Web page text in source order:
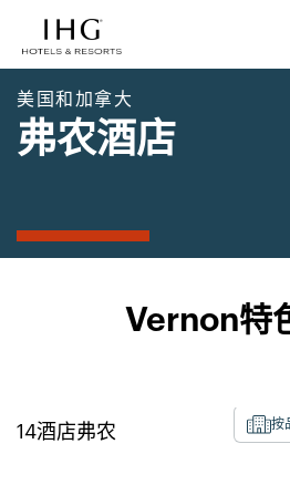
美国和加拿大
弗农酒店
Vernon特
14酒店弗农 按